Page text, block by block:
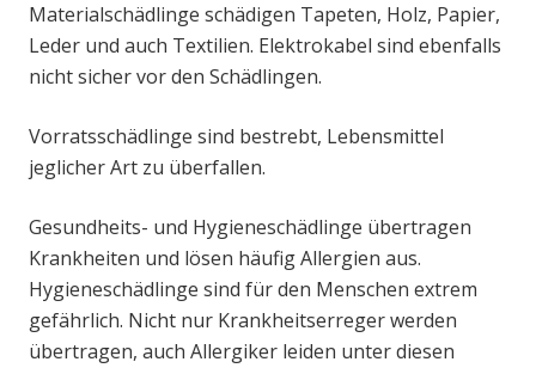
Materialschädlinge schädigen Tapeten, Holz, Papier,
Leder und auch Textilien. Elektrokabel sind ebenfalls
nicht sicher vor den Schädlingen.
Vorratsschädlinge sind bestrebt, Lebensmittel
jeglicher Art zu überfallen.
Gesundheits- und Hygieneschädlinge übertragen
Krankheiten und lösen häufig Allergien aus.
Hygieneschädlinge sind für den Menschen extrem
gefährlich. Nicht nur Krankheitserreger werden
übertragen, auch Allergiker leiden unter diesen